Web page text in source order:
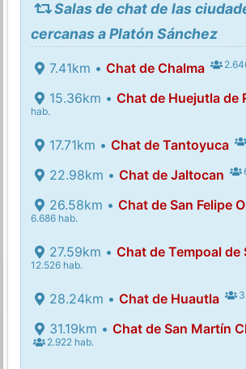
Salas de chat de las
cercanas a Platón Sánchez
7.41km • Chat de Chalma
15.36km • Chat de Huejutla de
hab.
17.71km • Chat de Tantoyuca
22.98km • Chat de Jaltocan
26.58km • Chat de San Felipe
6.686 hab.
27.59km • Chat de Tempoal de
12.526 hab.
28.24km • Chat de Huautla
31.19km • Chat de San Martín
2.922 hab.